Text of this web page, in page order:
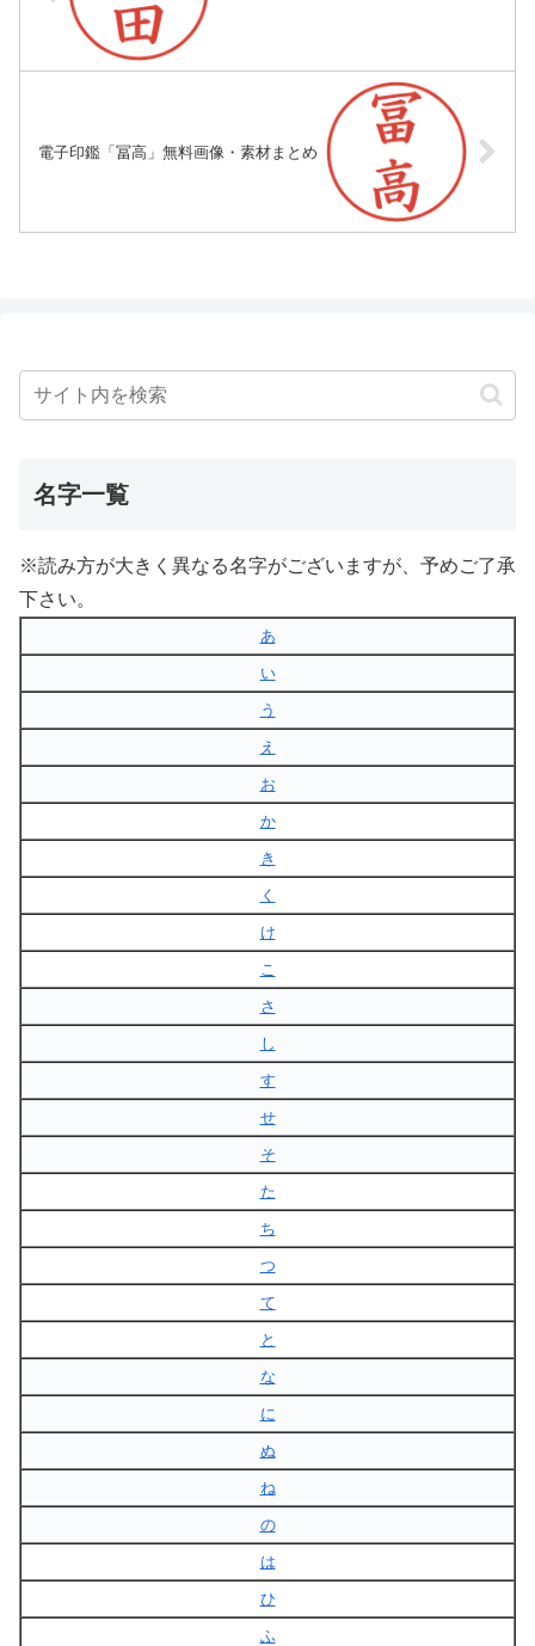
電子印鑑「冨高」無料画像・素材まとめ
名字一覧
※読み方が大きく異なる名字がございますが、予めご了承
下さい。
あ
い
う
え
お
か
き
く
け
こ
さ
し
す
せ
そ
た
ち
つ
て
と
な
に
ぬ
ね
の
は
ひ
ふ